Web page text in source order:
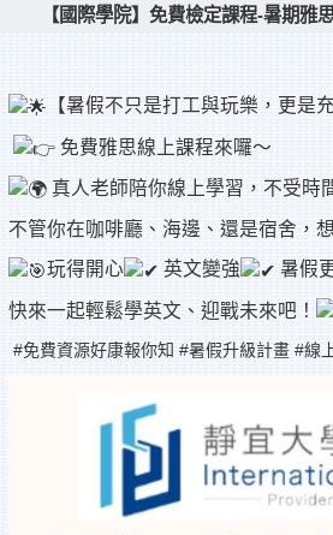
【國際學院】免費檢定課程-暑期雅
【暑假不只是打工與玩樂，更是
免費雅思線上課程來囉～
真人老師陪你線上學習，不受時
不管你在咖啡廳、海邊、還是宿舍，
玩得開心
英文變強 暑假
快來一起輕鬆學英文、迎戰未來吧！
#免費資源好康報你知 #暑假升級計畫 #線